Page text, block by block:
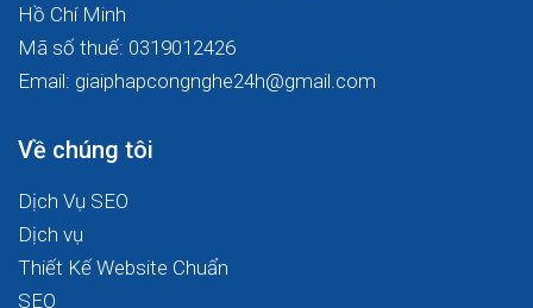
Hồ Chí Minh
Mã số thuế: 0319012426
Email: giaiphapcongnghe24h@gmail.com
Về chúng tôi
Dịch Vụ SEO
Dịch vụ
Thiết Kế Website Chuẩn
SEO